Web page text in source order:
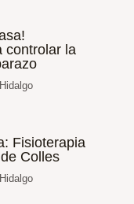
controlar la
Fisioterapia
Colles